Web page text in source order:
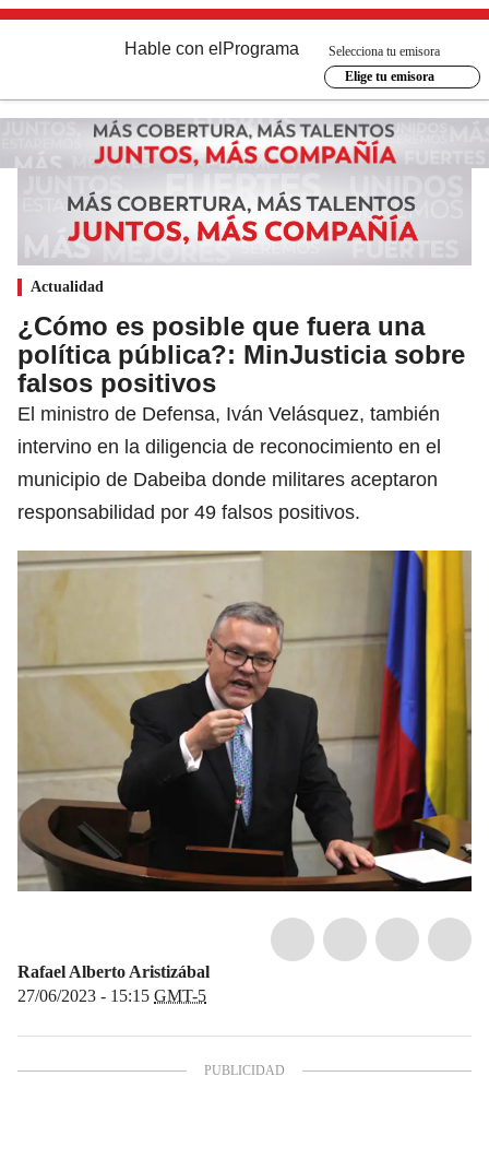
Hable con el Programa
Selecciona tu emisora
Elige tu emisora
Actualidad
¿Cómo es posible que fuera una
política pública?: MinJusticia sobre
falsos positivos
El ministro de Defensa, Iván Velásquez, también
intervino en la diligencia de reconocimiento en el
municipio de Dabeiba donde militares aceptaron
responsabilidad por 49 falsos positivos.
Rafael Alberto Aristizábal
27/06/2023 - 15:15 GMT-5